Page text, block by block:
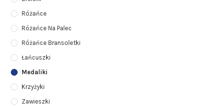
Różańce
Różańce Na Palec
Różańce Bransoletki
Łańcuszki
Medaliki
Krzyżyki
Zawieszki